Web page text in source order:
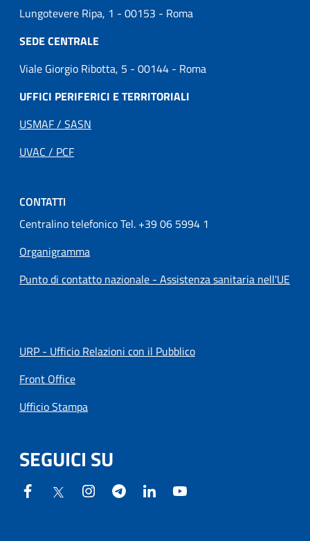
Lungotevere Ripa, 1 - 00153 - Roma
SEDE CENTRALE
Viale Giorgio Ribotta, 5 - 00144 - Roma
UFFICI PERIFERICI E TERRITORIALI
USMAF / SASN
UVAC / PCF
CONTATTI
Centralino telefonico Tel. +39 06 5994 1
Organigramma
Punto di contatto nazionale - Assistenza sanitaria nell'UE
URP - Ufficio Relazioni con il Pubblico
Front Office
Ufficio Stampa
SEGUICI SU